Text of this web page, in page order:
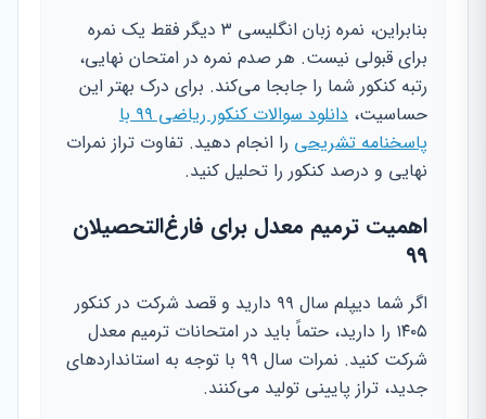
بنابراین، نمره زبان انگلیسی ۳ دیگر فقط یک نمره
برای قبولی نیست. هر صدم نمره در امتحان نهایی،
رتبه کنکور شما را جابجا می‌کند. برای درک بهتر این
حساسیت،
دانلود سوالات کنکور ریاضی ۹۹ با
پاسخنامه تشریحی را انجام دهید. تفاوت تراز نمرات
نهایی و درصد کنکور را تحلیل کنید.
اهمیت ترمیم معدل برای فارغ‌التحصیلان
۹۹
اگر شما دیپلم سال ۹۹ دارید و قصد شرکت در کنکور
۱۴۰۵ را دارید، حتماً باید در امتحانات ترمیم معدل
شرکت کنید. نمرات سال ۹۹ با توجه به استانداردهای
جدید، تراز پایینی تولید می‌کنند.